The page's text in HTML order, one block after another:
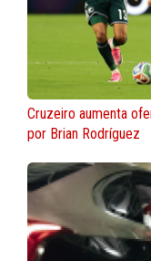
Cruzeiro aumenta
por Brian Rodríguez